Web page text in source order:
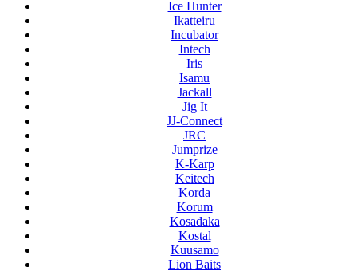
Ice Hunter
Ikatteiru
Incubator
Intech
Iris
Isamu
Jackall
Jig It
JJ-Connect
JRC
Jumprize
K-Karp
Keitech
Korda
Korum
Kosadaka
Kostal
Kuusamo
Lion Baits